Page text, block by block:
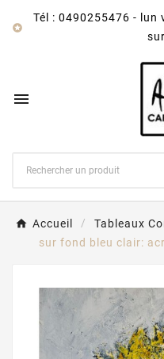

Tél : 0490255476 -
lun

Accueil Tableaux
sur fond bleu clair: